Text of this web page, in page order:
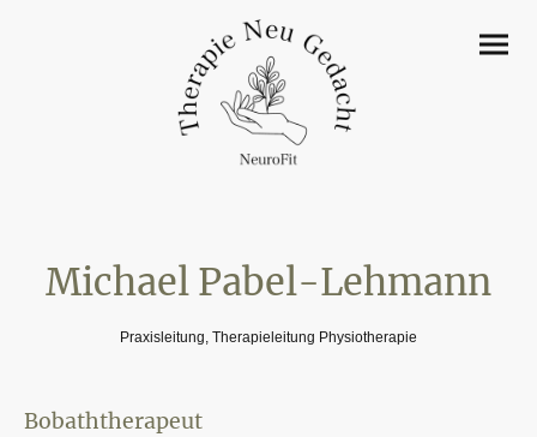
Michael Pabel-Lehmann
Praxisleitung, Therapieleitung Physiotherapie
Bobaththerapeut